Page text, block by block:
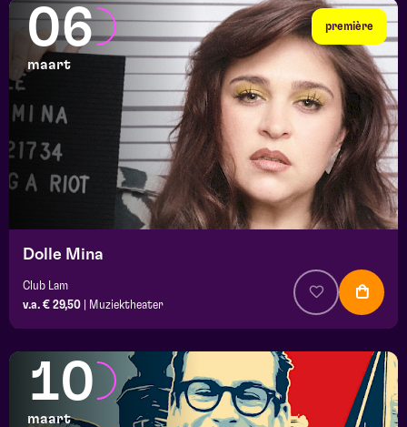
première
06
maart
Dolle Mina
Club Lam
v.a. € 29,50
Muziektheater
10
maart